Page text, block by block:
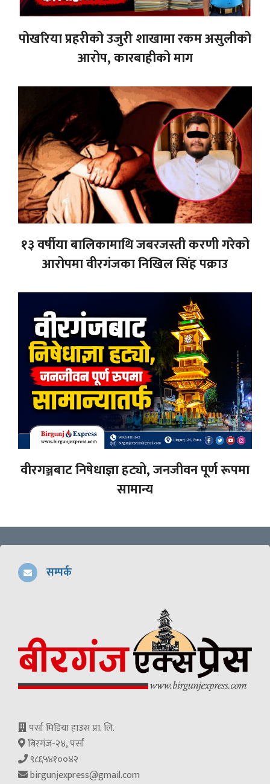
पोखरिया प्रहरीको उजुरी शाखामा रकम असुलीको
आरोप, कारबाहीको माग
१३ वर्षीया बालिकामाथि जबरजस्ती करणी गरेको
आरोपमा वीरगंजका निखिल सिंह पक्राउ
वीरगञ्जबाट निषेधाज्ञा हट्यो, जनजीवन पूर्ण रूपमा
सामान्य
सम्पर्क
पर्सा मिडिया हाउस प्रा. लि.
बिरगंज-२४, पर्सा
९८६५४१००४२
birgunjexpress@gmail.com